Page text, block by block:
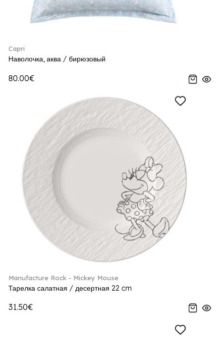
Capri
Наволочка, аква / бирюзовый
80.00€
Manufacture Rock - Mickey Mouse
Тарелка салатная / десертная 22 cm
31.50€